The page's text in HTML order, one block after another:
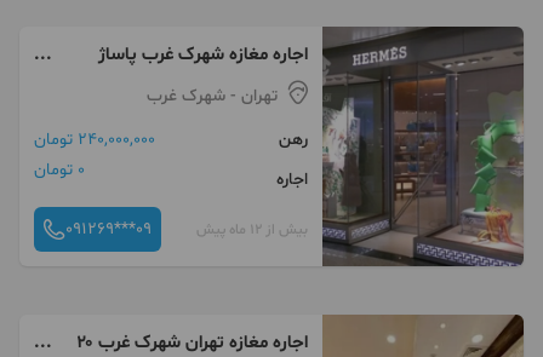
اجاره مغازه شهرک غرب پاساژ
پلاتین ۳۰ متر
تهران - شهرک غرب
رهن
240,000,000 تومان
اجاره
0 تومان
بیش از 12 ماه پیش 091269***09
اجاره مغازه تهران شهرک غرب ۲۰